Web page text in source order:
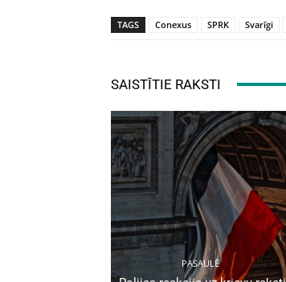
TAGS Conexus SPRK Svarīgi
SAISTĪTIE RAKSTI
PASAULĒ